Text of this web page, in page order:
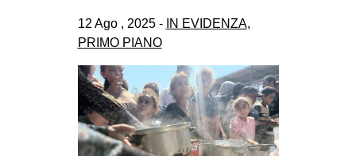
12 Ago , 2025 - IN EVIDENZA,
PRIMO PIANO